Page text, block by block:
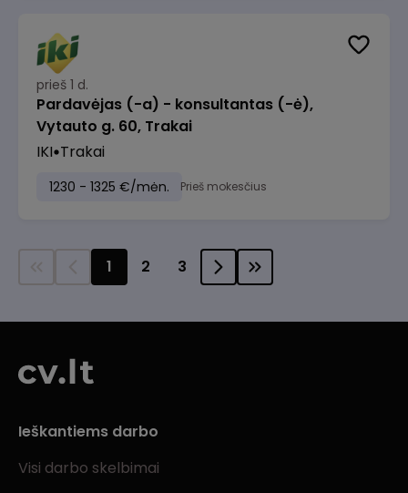
prieš 1 d.
Pardavėjas (-a) - konsultantas (-ė),
Vytauto g. 60, Trakai
IKI Trakai
1230 - 1325 €/mėn. Prieš mokesčius
1 2 3
Ieškantiems darbo
Visi darbo skelbimai